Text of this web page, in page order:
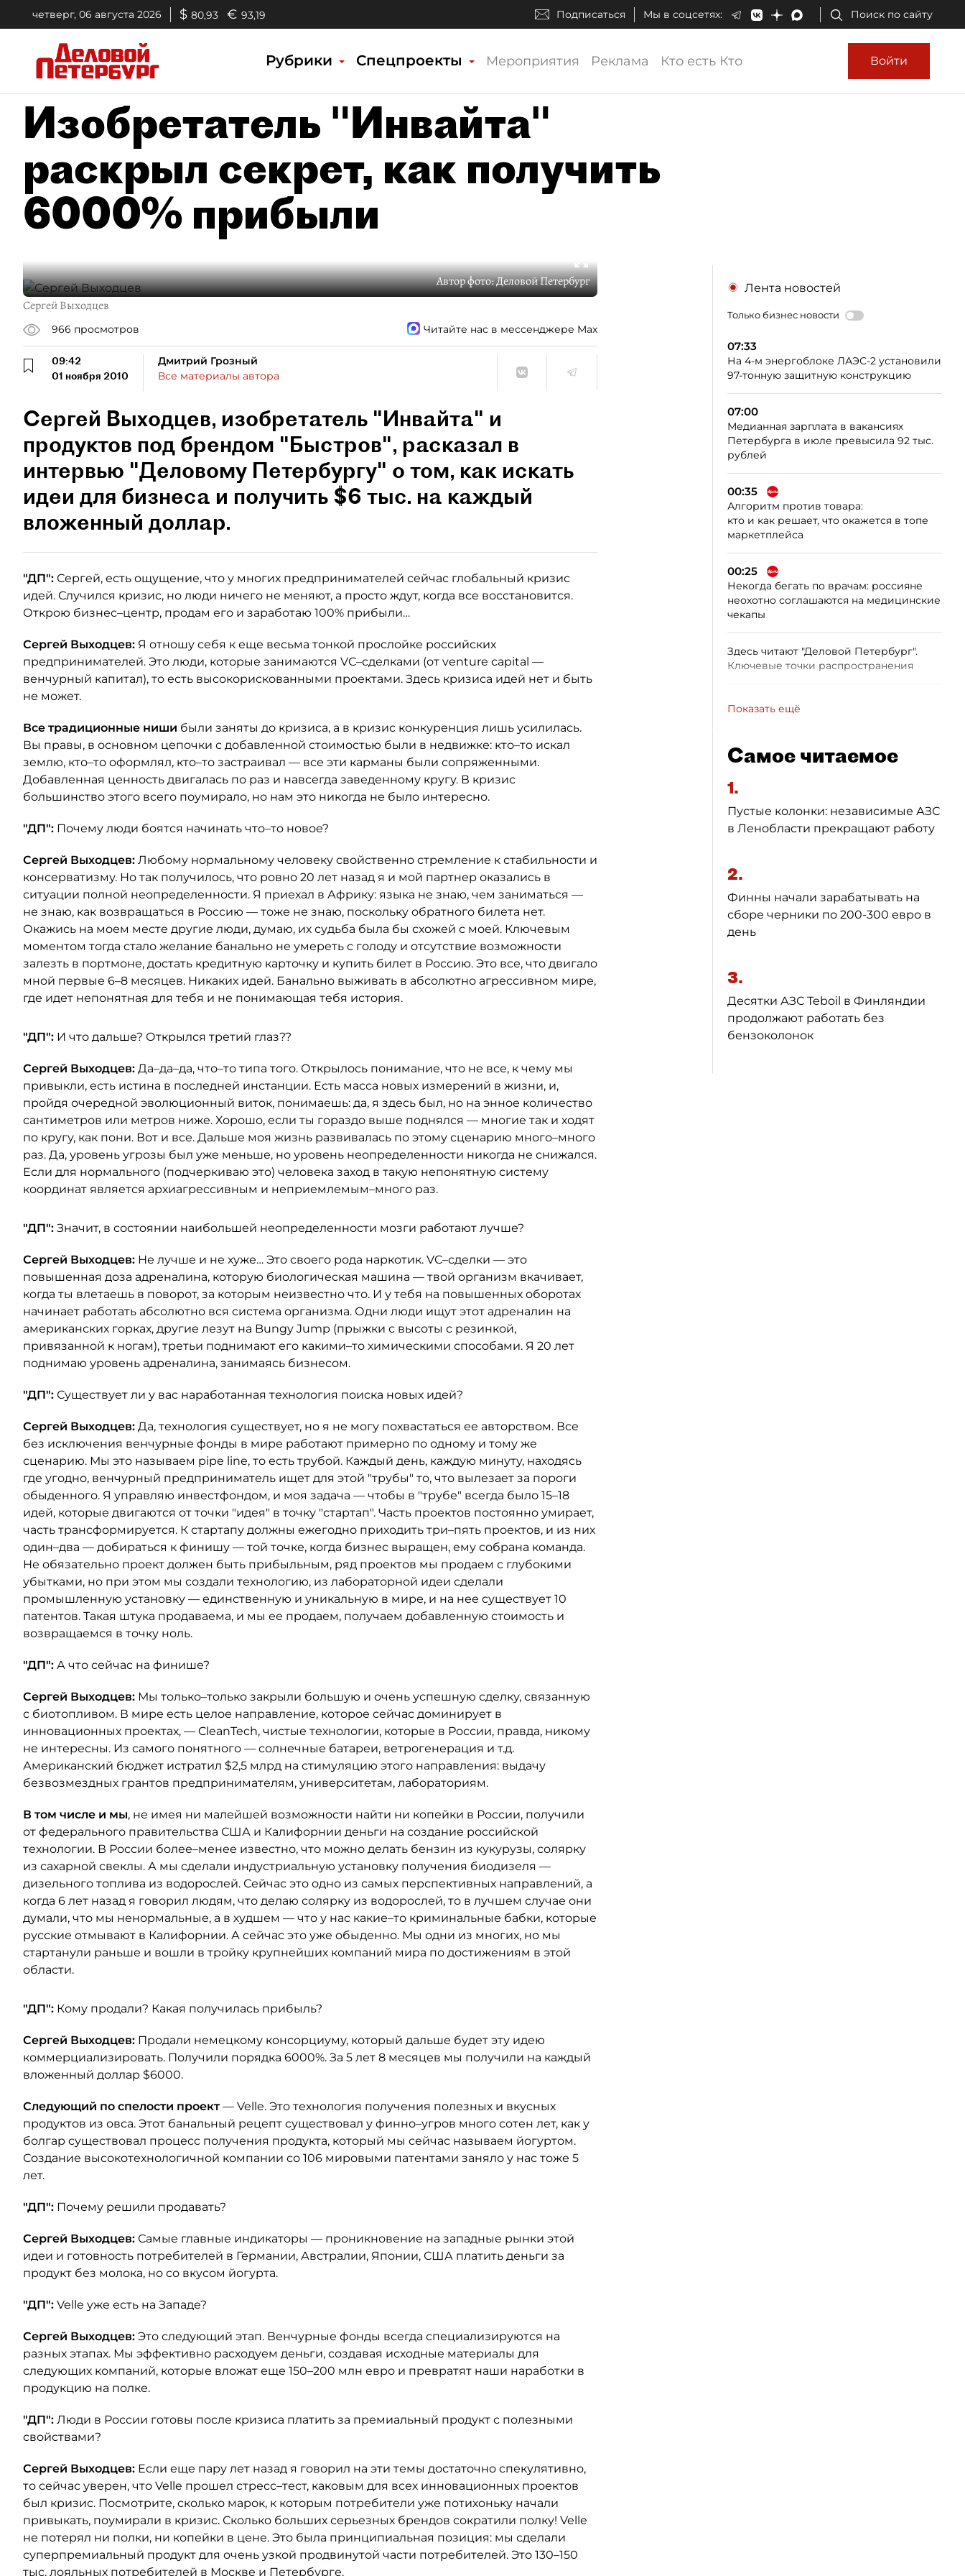
четверг, 06 августа 2026 $ 80,93 € 93,19 Подписаться Мы в соцсетях: Поиск по сайту
Рубрики Спецпроекты Мероприятия Реклама Кто есть Кто Войти
Изобретатель "Инвайта"
раскрыл секрет, как получить
6000% прибыли
Автор фото:Деловой Петербург
Сергей Выходцев
966 просмотров Читайте нас в мессенджере Max
09:42
01 ноября 2010
Дмитрий Грозный
Все материалы автора
Сергей Выходцев, изобретатель "Инвайта" и
продуктов под брендом "Быстров", расказал в
интервью "Деловому Петербургу" о том, как искать
идеи для бизнеса и получить $6 тыс. на каждый
вложенный доллар.
"ДП": Сергей, есть ощущение, что у многих предпринимателей сейчас глобальный кризис
идей. Случился кризис, но люди ничего не меняют, а просто ждут, когда все восстановится.
Открою бизнес–центр, продам его и заработаю 100% прибыли…
Сергей Выходцев: Я отношу себя к еще весьма тонкой прослойке российских
предпринимателей. Это люди, которые занимаются VC–сделками (от venture сapital —
венчурный капитал), то есть высокорискованными проектами. Здесь кризиса идей нет и быть
не может.
Все традиционные ниши были заняты до кризиса, а в кризис конкуренция лишь усилилась.
Вы правы, в основном цепочки с добавленной стоимостью были в недвижке: кто–то искал
землю, кто–то оформлял, кто–то застраивал — все эти карманы были сопряженными.
Добавленная ценность двигалась по раз и навсегда заведенному кругу. В кризис
большинство этого всего поумирало, но нам это никогда не было интересно.
"ДП": Почему люди боятся начинать что–то новое?
Сергей Выходцев: Любому нормальному человеку свойственно стремление к стабильности и
консерватизму. Но так получилось, что ровно 20 лет назад я и мой партнер оказались в
ситуации полной неопределенности. Я приехал в Африку: языка не знаю, чем заниматься —
не знаю, как возвращаться в Россию — тоже не знаю, поскольку обратного билета нет.
Окажись на моем месте другие люди, думаю, их судьба была бы схожей с моей. Ключевым
моментом тогда стало желание банально не умереть с голоду и отсутствие возможности
залезть в портмоне, достать кредитную карточку и купить билет в Россию. Это все, что двигало
мной первые 6–8 месяцев. Никаких идей. Банально выживать в абсолютно агрессивном мире,
где идет непонятная для тебя и не понимающая тебя история.
"ДП": И что дальше? Открылся третий глаз??
Сергей Выходцев: Да–да–да, что–то типа того. Открылось понимание, что не все, к чему мы
привыкли, есть истина в последней инстанции. Есть масса новых измерений в жизни, и,
пройдя очередной эволюционный виток, понимаешь: да, я здесь был, но на энное количество
сантиметров или метров ниже. Хорошо, если ты гораздо выше поднялся — многие так и ходят
по кругу, как пони. Вот и все. Дальше моя жизнь развивалась по этому сценарию много–много
раз. Да, уровень угрозы был уже меньше, но уровень неопределенности никогда не снижался.
Если для нормального (подчеркиваю это) человека заход в такую непонятную систему
координат является архиагрессивным и неприемлемым–много раз.
"ДП": Значит, в состоянии наибольшей неопределенности мозги работают лучше?
Сергей Выходцев: Не лучше и не хуже… Это своего рода наркотик. VC–сделки — это
повышенная доза адреналина, которую биологическая машина — твой организм вкачивает,
когда ты влетаешь в поворот, за которым неизвестно что. И у тебя на повышенных оборотах
начинает работать абсолютно вся система организма. Одни люди ищут этот адреналин на
американских горках, другие лезут на Bungy Jump (прыжки с высоты с резинкой,
привязанной к ногам), третьи поднимают его какими–то химическими способами. Я 20 лет
поднимаю уровень адреналина, занимаясь бизнесом.
"ДП": Существует ли у вас наработанная технология поиска новых идей?
Сергей Выходцев: Да, технология существует, но я не могу похвастаться ее авторством. Все
без исключения венчурные фонды в мире работают примерно по одному и тому же
сценарию. Мы это называем pipe line, то есть трубой. Каждый день, каждую минуту, находясь
где угодно, венчурный предприниматель ищет для этой "трубы" то, что вылезает за пороги
обыденного. Я управляю инвестфондом, и моя задача — чтобы в "трубе" всегда было 15–18
идей, которые двигаются от точки "идея" в точку "стартап". Часть проектов постоянно умирает,
часть трансформируется. К стартапу должны ежегодно приходить три–пять проектов, и из них
один–два — добираться к финишу — той точке, когда бизнес выращен, ему собрана команда.
Не обязательно проект должен быть прибыльным, ряд проектов мы продаем с глубокими
убытками, но при этом мы создали технологию, из лабораторной идеи сделали
промышленную установку — единственную и уникальную в мире, и на нее существует 10
патентов. Такая штука продаваема, и мы ее продаем, получаем добавленную стоимость и
возвращаемся в точку ноль.
"ДП": А что сейчас на финише?
Сергей Выходцев: Мы только–только закрыли большую и очень успешную сделку, связанную
с биотопливом. В мире есть целое направление, которое сейчас доминирует в
инновационных проектах, — CleanTech, чистые технологии, которые в России, правда, никому
не интересны. Из самого понятного — солнечные батареи, ветрогенерация и т.д.
Американский бюджет истратил $2,5 млрд на стимуляцию этого направления: выдачу
безвозмездных грантов предпринимателям, университетам, лабораториям.
В том числе и мы, не имея ни малейшей возможности найти ни копейки в России, получили
от федерального правительства США и Калифорнии деньги на создание российской
технологии. В России более–менее известно, что можно делать бензин из кукурузы, солярку
из сахарной свеклы. А мы сделали индустриальную установку получения биодизеля —
дизельного топлива из водорослей. Сейчас это одно из самых перспективных направлений, а
когда 6 лет назад я говорил людям, что делаю солярку из водорослей, то в лучшем случае они
думали, что мы ненормальные, а в худшем — что у нас какие–то криминальные бабки, которые
русские отмывают в Калифорнии. А сейчас это уже обыденно. Мы одни из многих, но мы
стартанули раньше и вошли в тройку крупнейших компаний мира по достижениям в этой
области.
"ДП": Кому продали? Какая получилась прибыль?
Сергей Выходцев: Продали немецкому консорциуму, который дальше будет эту идею
коммерциализировать. Получили порядка 6000%. За 5 лет 8 месяцев мы получили на каждый
вложенный доллар $6000.
Следующий по спелости проект— Velle. Это технология получения полезных и вкусных
продуктов из овса. Этот банальный рецепт существовал у финно–угров много сотен лет, как у
болгар существовал процесс получения продукта, который мы сейчас называем йогуртом.
Создание высокотехнологичной компании со 106 мировыми патентами заняло у нас тоже 5
лет.
"ДП": Почему решили продавать?
Сергей Выходцев: Самые главные индикаторы — проникновение на западные рынки этой
идеи и готовность потребителей в Германии, Австралии, Японии, США платить деньги за
продукт без молока, но со вкусом йогурта.
"ДП": Velle уже есть на Западе?
Сергей Выходцев: Это следующий этап. Венчурные фонды всегда специализируются на
разных этапах. Мы эффективно расходуем деньги, создавая исходные материалы для
следующих компаний, которые вложат еще 150–200 млн евро и превратят наши наработки в
продукцию на полке.
"ДП": Люди в России готовы после кризиса платить за премиальный продукт с полезными
свойствами?
Сергей Выходцев: Если еще пару лет назад я говорил на эти темы достаточно спекулятивно,
то сейчас уверен, что Velle прошел стресс–тест, каковым для всех инновационных проектов
был кризис. Посмотрите, сколько марок, к которым потребители уже потихоньку начали
привыкать, поумирали в кризис. Сколько больших серьезных брендов сократили полку! Velle
не потерял ни полки, ни копейки в цене. Это была принципиальная позиция: мы сделали
суперпремиальный продукт для очень узкой продвинутой части потребителей. Это 130–150
тыс. лояльных потребителей в Москве и Петербурге.
Лента новостей
Только бизнес новости
07:33
На 4-м энергоблоке ЛАЭС-2 установили
97-тонную защитную конструкцию
07:00
Медианная зарплата в вакансиях
Петербурга в июле превысила 92 тыс.
рублей
00:35
Алгоритм против товара:
кто и как решает, что окажется в топе
маркетплейса
00:25
Некогда бегать по врачам: россияне
неохотно соглашаются на медицинские
чекапы
Здесь читают "Деловой Петербург".
Ключевые точки распространения
Показать ещё
Самое читаемое
1.
Пустые колонки: независимые АЗС
в Ленобласти прекращают работу
2.
Финны начали зарабатывать на
сборе черники по 200-300 евро в
день
3.
Десятки АЗС Teboil в Финляндии
продолжают работать без
бензоколонок